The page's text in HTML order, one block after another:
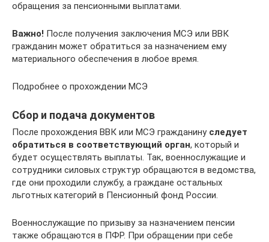
обращения за пенсионными выплатами.
Важно! После получения заключения МСЭ или ВВК
гражданин может обратиться за назначением ему
материального обеспечения в любое время.
Подробнее о прохождении МСЭ
Сбор и подача документов
После прохождения ВВК или МСЭ гражданину следует
обратиться в соответствующий орган, который и
будет осуществлять выплаты. Так, военнослужащие и
сотрудники силовых структур обращаются в ведомства,
где они проходили службу, а граждане остальных
льготных категорий в Пенсионный фонд России.
Военнослужащие по призыву за назначением пенсии
также обращаются в ПФР. При обращении при себе